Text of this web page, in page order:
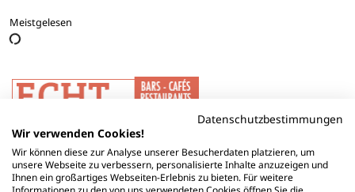
Meistgelesen
Datenschutzbestimmungen
Wir verwenden Cookies!
Wir können diese zur Analyse unserer Besucherdaten platzieren, um
unsere Webseite zu verbessern, personalisierte Inhalte anzuzeigen und
Ihnen ein großartiges Webseiten-Erlebnis zu bieten. Für weitere